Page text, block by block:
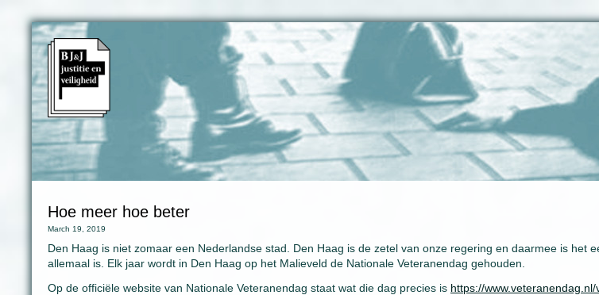
Hoe meer hoe beter
March 19, 2019
Den Haag is niet zomaar een Nederlandse stad. Den Haag is de zetel van onze regering en daarmee is het
allemaal is. Elk jaar wordt in Den Haag op het Malieveld de Nationale Veteranendag gehouden.
Op de officiële website van Nationale Veteranendag staat wat die dag precies is https://